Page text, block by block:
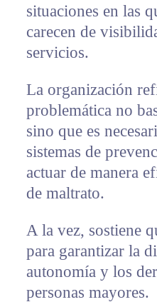
situaciones en las
carecen de
servicios.
La organización
problemática no
sino que es
sistemas de
actuar de manera
de maltrato.
A la vez, sostiene
para garantizar la
autonomía y los
personas mayores.